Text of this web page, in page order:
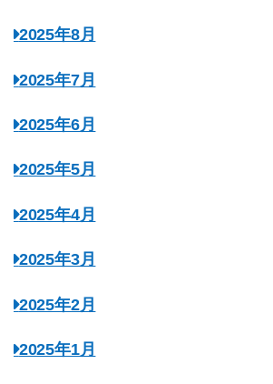
2025年8月
2025年7月
2025年6月
2025年5月
2025年4月
2025年3月
2025年2月
2025年1月